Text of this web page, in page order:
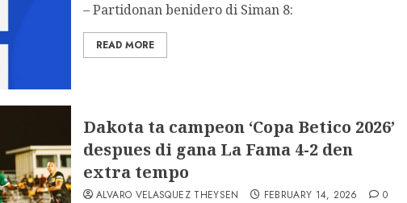
– Partidonan benidero di Siman 8:
READ MORE
Dakota ta campeon ‘Copa Betico 2026’
despues di gana La Fama 4-2 den
extra tempo
ALVARO VELASQUEZ THEYSEN FEBRUARY 14, 2026 0